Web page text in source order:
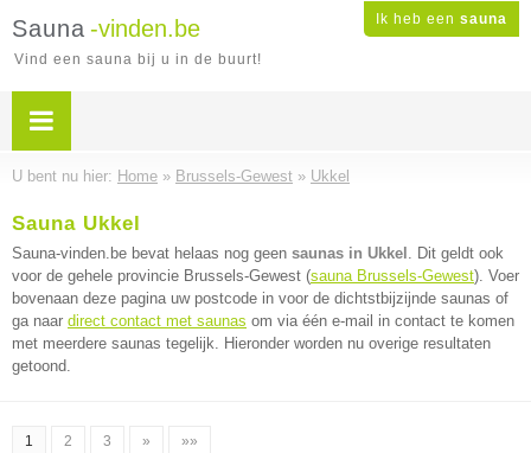
Ik heb een sauna
Sauna -vinden.be
Vind een sauna bij u in de buurt!
U bent nu hier: Home » Brussels-Gewest » Ukkel
Sauna Ukkel
Sauna-vinden.be bevat helaas nog geen saunas in Ukkel . Dit geldt ook
voor de gehele provincie Brussels-Gewest (sauna Brussels-Gewest). Voer
bovenaan deze pagina uw postcode in voor de dichtstbijzijnde saunas of
ga naar direct contact met saunas om via één e-mail in contact te komen
met meerdere saunas tegelijk. Hieronder worden nu overige resultaten
getoond.
1 2 3 » »»